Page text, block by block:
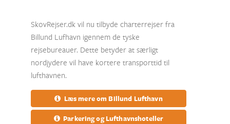
SkovRejser.dk vil nu tilbyde charterrejser fra
Billund Lufhavn igennem de tyske
rejsebureauer. Dette betyder at særligt
nordjydere vil have kortere transporttid til
lufthavnen.
Læs mere om Billund Lufthavn
Parkering og Lufthavnshoteller